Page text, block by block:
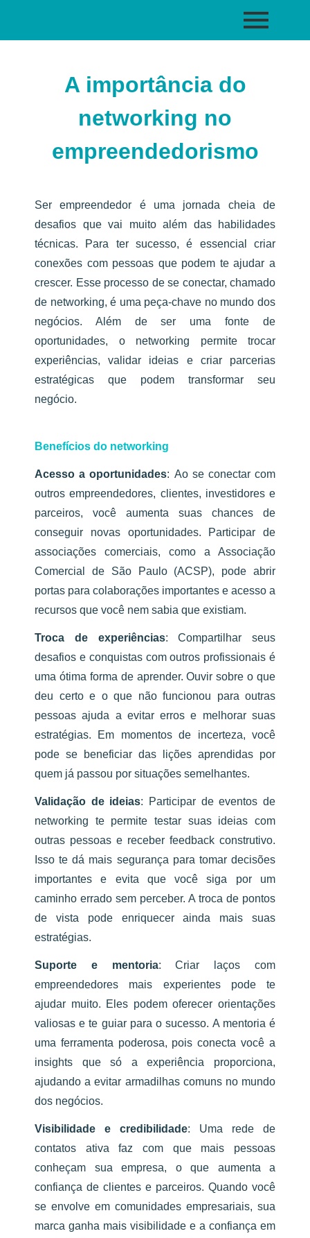
A importância do
networking no
empreendedorismo
Ser empreendedor é uma jornada cheia de
desafios que vai muito além das habilidades
técnicas. Para ter sucesso, é essencial criar
conexões com pessoas que podem te ajudar a
crescer. Esse processo de se conectar, chamado
de networking, é uma peça-chave no mundo dos
negócios. Além de ser uma fonte de
oportunidades, o networking permite trocar
experiências, validar ideias e criar parcerias
estratégicas que podem transformar seu
negócio.
Benefícios do networking
Acesso a oportunidades: Ao se conectar com
outros empreendedores, clientes, investidores e
parceiros, você aumenta suas chances de
conseguir novas oportunidades. Participar de
associações comerciais, como a Associação
Comercial de São Paulo (ACSP), pode abrir
portas para colaborações importantes e acesso a
recursos que você nem sabia que existiam.
Troca de experiências:
Compartilhar seus
desafios e conquistas com outros profissionais é
uma ótima forma de aprender. Ouvir sobre o que
deu certo e o que não funcionou para outras
pessoas ajuda a evitar erros e melhorar suas
estratégias. Em momentos de incerteza, você
pode se beneficiar das lições aprendidas por
quem já passou por situações semelhantes.
Validação de ideias:
Participar de eventos de
networking te permite testar suas ideias com
outras pessoas e receber feedback construtivo.
Isso te dá mais segurança para tomar decisões
importantes e evita que você siga por um
caminho errado sem perceber. A troca de pontos
de vista pode enriquecer ainda mais suas
estratégias.
Suporte e mentoria:
Criar laços com
empreendedores mais experientes pode te
ajudar muito. Eles podem oferecer orientações
valiosas e te guiar para o sucesso. A mentoria é
uma ferramenta poderosa, pois conecta você a
insights que só a experiência proporciona,
ajudando a evitar armadilhas comuns no mundo
dos negócios.
Visibilidade e credibilidade:
Uma rede de
contatos ativa faz com que mais pessoas
conheçam sua empresa, o que aumenta a
confiança de clientes e parceiros. Quando você
se envolve em comunidades empresariais, sua
marca ganha mais visibilidade e a confiança em